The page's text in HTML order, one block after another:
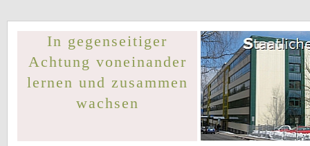
In gegenseitiger
Achtung voneinander
lernen und zusammen
wachsen